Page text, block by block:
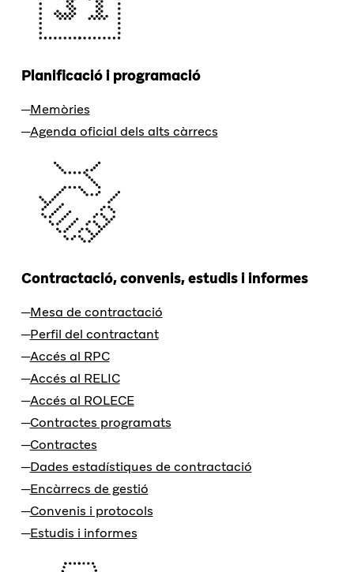
Planificació i programació
Memòries
Agenda oficial dels alts càrrecs
Contractació, convenis, estudis i informes
Mesa de contractació
Perfil del contractant
Accés al RPC
Accés al RELIC
Accés al ROLECE
Contractes programats
Contractes
Dades estadístiques de contractació
Encàrrecs de gestió
Convenis i protocols
Estudis i informes